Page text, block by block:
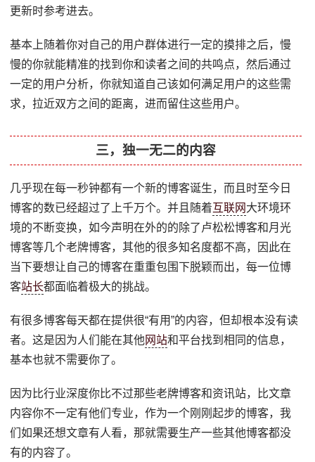
更新时参考进去。
基本上随着你对自己的用户群体进行一定的摸排之后，慢
慢的你就能精准的找到你和读者之间的共鸣点，然后通过
一定的用户分析，你就知道自己该如何满足用户的这些需
求，拉近双方之间的距离，进而留住这些用户。
三，独一无二的内容
几乎现在每一秒钟都有一个新的博客诞生，而且时至今日
博客的数已经超过了上千万个。并且随着互联网 大环境环
境的不断变换，如今声明在外的的除了卢松松博客和月光
博客等几个老牌博客，其他的很多知名度都不高，因此在
当下要想让自己的博客在重重包围下脱颖而出，每一位博
客站长都面临着极大的挑战。
有很多博客每天都在提供很“有用”的内容，但却根本没有读
者。这是因为人们能在其他网站和平台找到相同的信息，
基本也就不需要你了。
因为比行业深度你比不过那些老牌博客和资讯站，比文章
内容你不一定有他们专业，作为一个刚刚起步的博客，我
们如果还想文章有人看，那就需要生产一些其他博客都没
有的内容了。